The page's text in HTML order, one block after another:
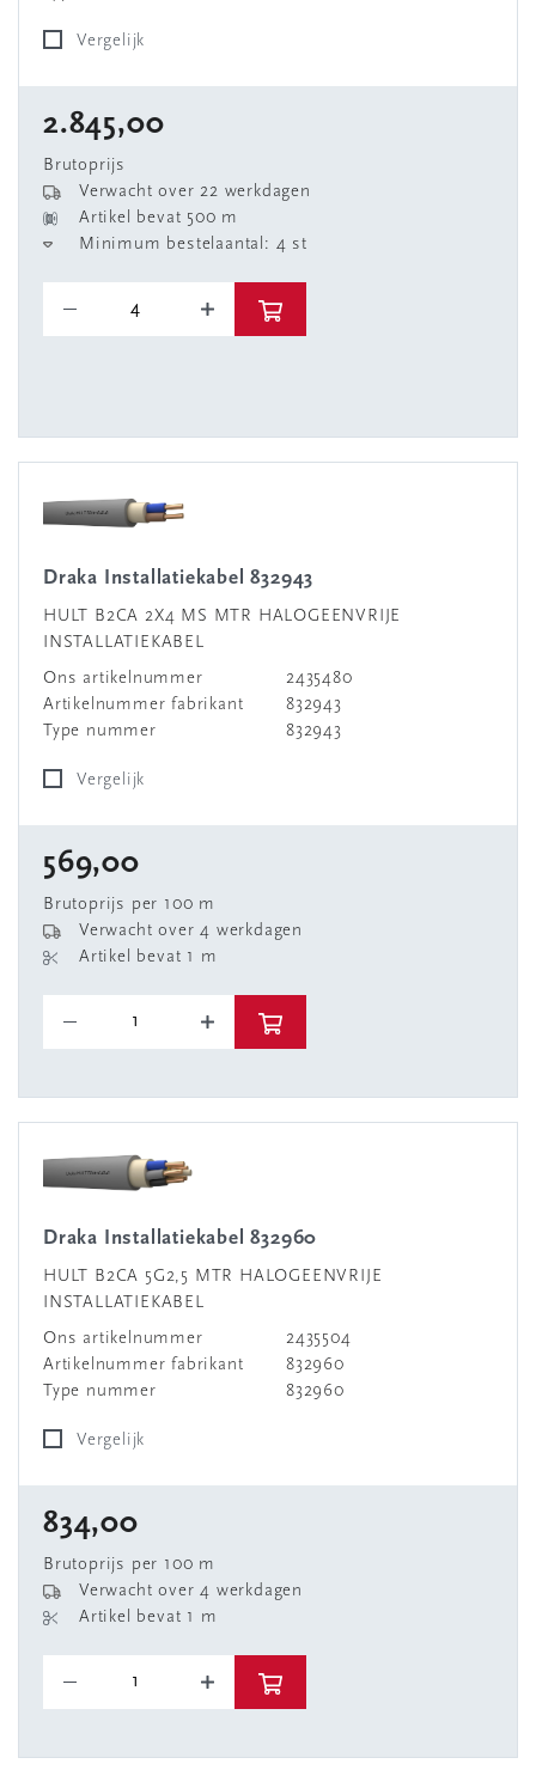
Vergelijk
2.845,00
Brutoprijs
Verwacht over 22 werkdagen
Artikel bevat 500 m
Minimum bestelaantal: 4 st
Draka Installatiekabel 832943
HULT B2CA 2X4 MS MTR HALOGEENVRIJE
INSTALLATIEKABEL
Ons artikelnummer
2435480
Artikelnummer fabrikant
832943
Type nummer
832943
Vergelijk
569,00
Brutoprijs per 100 m
Verwacht over 4 werkdagen
Artikel bevat 1 m
Draka Installatiekabel 832960
HULT B2CA 5G2,5 MTR HALOGEENVRIJE
INSTALLATIEKABEL
Ons artikelnummer
2435504
Artikelnummer fabrikant
832960
Type nummer
832960
Vergelijk
834,00
Brutoprijs per 100 m
Verwacht over 4 werkdagen
Artikel bevat 1 m